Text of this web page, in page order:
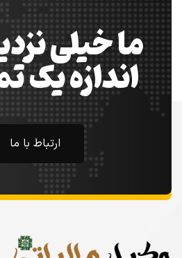
ما خیلی
اندازه
ارتباط با ما